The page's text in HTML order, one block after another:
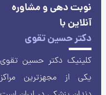
نوبت دهی و مشاوره
آنلاین با
دکتر حسین تقوی
کلینیک دکتر حسین تقوی
یکی از مجهزترین مراکز